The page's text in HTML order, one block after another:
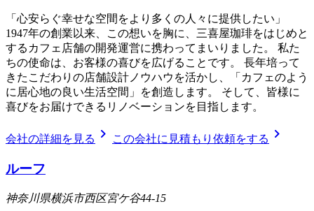
「心安らぐ幸せな空間をより多くの人々に提供したい」
1947年の創業以来、この想いを胸に、三喜屋珈琲をはじめと
するカフェ店舗の開発運営に携わってまいりました。 私た
ちの使命は、お客様の喜びを広げることです。 長年培って
きたこだわりの店舗設計ノウハウを活かし、「カフェのよう
に居心地の良い生活空間」を創造します。 そして、皆様に
喜びをお届けできるリノベーションを目指します。
会社の詳細を見る chevron_right この会社に見積もり依頼をする chevron_right
ルーフ
神奈川県横浜市西区宮ケ谷44-15